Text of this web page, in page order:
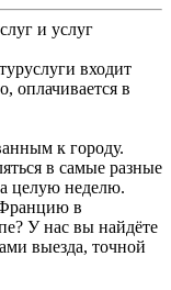
и услуг
входит
оплачивается в
к городу.
в самые разные
целую неделю.
в
У нас вы найдёте
выезда, точной